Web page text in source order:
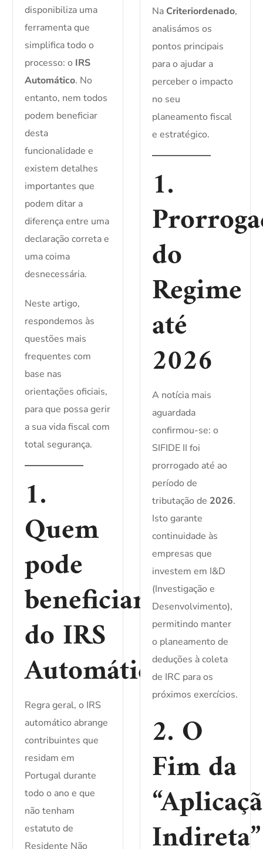
disponibiliza uma
ferramenta que
simplifica todo o
processo: o IRS
Automático. No
entanto, nem todos
podem beneficiar
desta
funcionalidade e
existem detalhes
importantes que
podem ditar a
diferença entre uma
declaração correta e
uma coima
desnecessária.
Neste artigo,
respondemos às
questões mais
frequentes com
base nas
orientações oficiais,
para que possa gerir
a sua vida fiscal com
total segurança.
1.
Quem
pode
beneficiar
do IRS
Automático?
Regra geral, o IRS
automático abrange
contribuintes que
residam em
Portugal durante
todo o ano e que
não tenham
estatuto de
Residente Não
Na Criteriordenado,
analisámos os
pontos principais
para o ajudar a
perceber o impacto
no seu
planeamento fiscal
e estratégico.
1.
do
Regime
até
2026
A notícia mais
aguardada
confirmou-se: o
SIFIDE II foi
prorrogado até ao
período de
tributação de 2026.
Isto garante
continuidade às
empresas que
investem em I&D
(Investigação e
Desenvolvimento),
permitindo manter
o planeamento de
deduções à coleta
de IRC para os
próximos exercícios.
2. O
Fim da
Indireta”